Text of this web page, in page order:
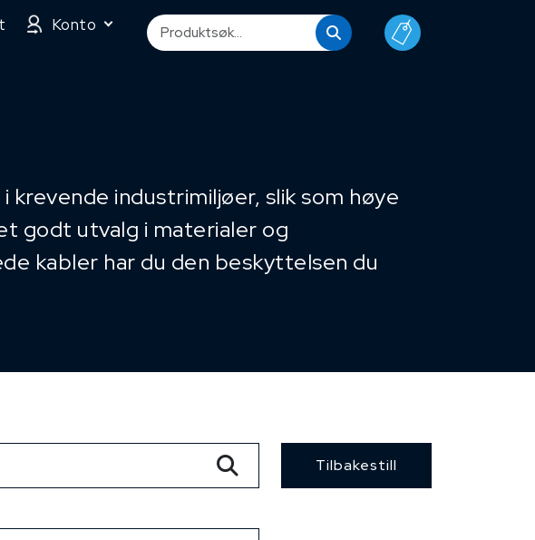
Konto
industrimiljøer, slik som høye
godt utvalg i materialer og
kabler har du den beskyttelsen du
Tilbakestill